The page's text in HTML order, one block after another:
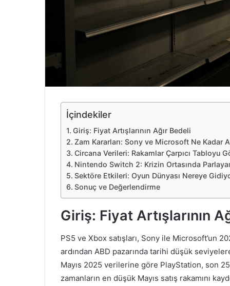
İçindekiler
Giriş: Fiyat Artışlarının Ağır Bedeli
Zam Kararları: Sony ve Microsoft Ne Kadar
Circana Verileri: Rakamlar Çarpıcı Tabloyu
Nintendo Switch 2: Krizin Ortasında
Sektöre Etkileri: Oyun Dünyası Nereye
Sonuç ve Değerlendirme
Giriş: Fiyat Artışlarının
PS5 ve Xbox satışları, Sony ile Microsoft’un
ardından ABD pazarında tarihi düşük
Mayıs 2025 verilerine göre PlayStation, son 25
zamanların en düşük Mayıs satış rakamını